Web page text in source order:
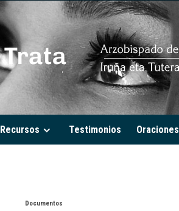
Recursos Testimonios Oraciones
Documentos